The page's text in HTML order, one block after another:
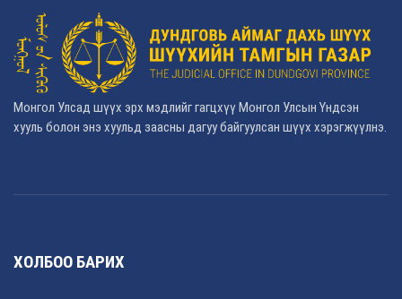
Монгол Улсад шүүх эрх мэдлийг гагцхүү Монгол Улсын Үндсэн
хууль болон энэ хуульд заасны дагуу байгуулсан шүүх хэрэгжүүлнэ.
ХОЛБОО БАРИХ